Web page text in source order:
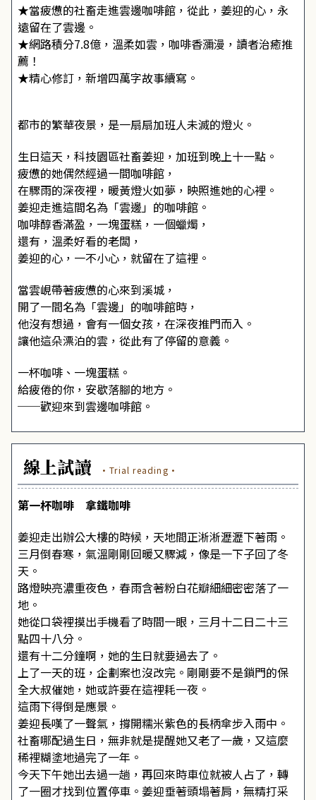
★當疲憊的社畜走進雲邊咖啡館，從此，姜迎的心，永
遠留在了雲邊。
★網路積分7.8億，溫柔如雲，咖啡香瀰漫，讀者治癒推
薦！
★精心修訂，新增四萬字故事續寫。
都市的繁華夜景，是一扇扇加班人未滅的燈火。
生日這天，科技園區社畜姜迎，加班到晚上十一點。
疲憊的她偶然經過一間咖啡館，
在驟雨的深夜裡，暖黃燈火如夢，映照進她的心裡。
姜迎走進這間名為「雲邊」的咖啡館。
咖啡醇香滿盈，一塊蛋糕，一個蠟燭，
還有，溫柔好看的老闆，
姜迎的心，一不小心，就留在了這裡。
當雲峴帶著疲憊的心來到溪城，
開了一間名為「雲邊」的咖啡館時，
他沒有想過，會有一個女孩，在深夜推門而入。
讓他這朵漂泊的雲，從此有了停留的意義。
一杯咖啡、一塊蛋糕。
給疲倦的你，安歇落腳的地方。
──歡迎來到雲邊咖啡館。
線上試讀 ·Trial reading·
第一杯咖啡 拿鐵咖啡
姜迎走出辦公大樓的時候，天地間正淅淅瀝瀝下著雨。
三月倒春寒，氣溫剛剛回暖又驟減，像是一下子回了冬
天。
路燈映亮濃重夜色，春雨含著粉白花瓣細細密密落了一
地。
她從口袋裡摸出手機看了時間一眼，三月十二日二十三
點四十八分。
還有十二分鐘啊，她的生日就要過去了。
上了一天的班，企劃案也沒改完。剛剛要不是鎖門的保
全大叔催她，她或許要在這裡耗一夜。
這雨下得倒是應景。
姜迎長嘆了一聲氣，撐開糯米紫色的長柄傘步入雨中。
社畜哪配過生日，無非就是提醒她又老了一歲，又這麼
稀裡糊塗地過完了一年。
今天下午她出去過一趟，再回來時車位就被人占了，轉
了一圈才找到位置停車。姜迎垂著頭塌著肩，無精打采